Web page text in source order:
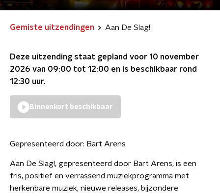
Gemiste uitzendingen Aan De Slag!
Deze uitzending staat gepland voor 10 november
2026 van 09:00 tot 12:00 en is beschikbaar rond
12:30 uur.
Binnenkort beschikbaar
Gepresenteerd door: Bart Arens
Aan De Slag!, gepresenteerd door Bart Arens, is een
fris, positief en verrassend muziekprogramma met
herkenbare muziek, nieuwe releases, bijzondere